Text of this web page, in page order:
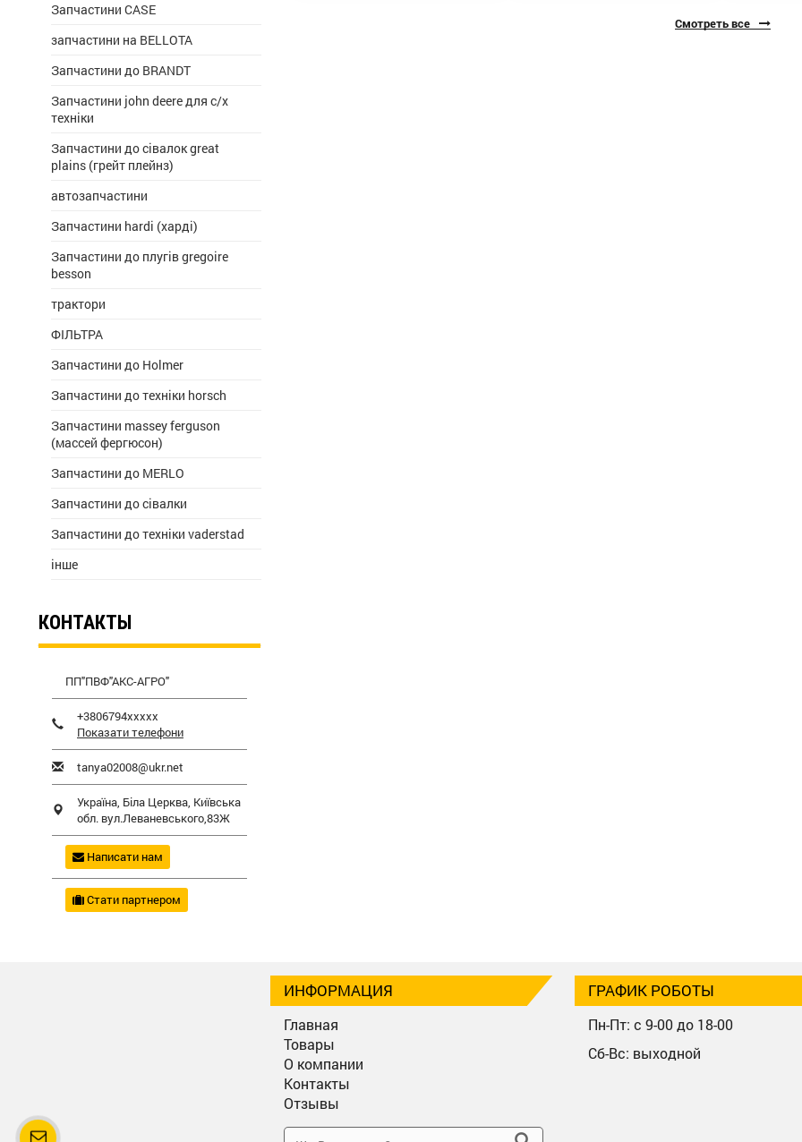
Смотреть все
Запчастини CASE
запчастини на BELLOTA
Запчастини до BRANDT
Запчастини john deere для с/х
техніки
Запчастини до сівалок great
plains (грейт плейнз)
автозапчастини
Запчастини hardi (харді)
Запчастини до плугів gregoire
besson
трактори
ФІЛЬТРА
Запчастини до Holmer
Запчастини до техніки horsch
Запчастини massey ferguson
(массей фергюсон)
Запчастини до MERLO
Запчастини до сівалки
Запчастини до техніки vaderstad
інше
КОНТАКТЫ
ПП"ПВФ"АКС-АГРО"
+3806794xxxxx
Показати телефони
tanya02008@ukr.net
Україна, Біла Церква, Київська
обл. вул.Леваневського,83Ж
Написати нам
Стати партнером
ИНФОРМАЦИЯ
Главная
Товары
О компании
Контакты
Отзывы
ГРАФИК РОБОТЫ
Пн-Пт: с 9-00 до 18-00
Сб-Вс: выходной